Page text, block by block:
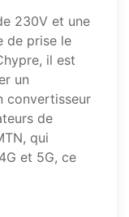
230V et une
de prise le
il est
un
convertisseur
de
qui
et 5G, ce